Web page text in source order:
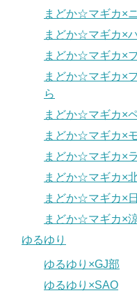
まどか☆マギカ×
まどか☆マギカ×
まどか☆マギカ×
まどか☆マギカ×
ら
まどか☆マギカ×
まどか☆マギカ×
まどか☆マギカ×
まどか☆マギカ×
まどか☆マギカ×
まどか☆マギカ×
ゆるゆり
ゆるゆり×GJ部
ゆるゆり×SAO